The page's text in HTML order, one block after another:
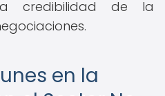
credibilidad de la
en la